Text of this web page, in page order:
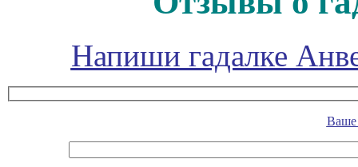
Напиши гадалке
Ваше